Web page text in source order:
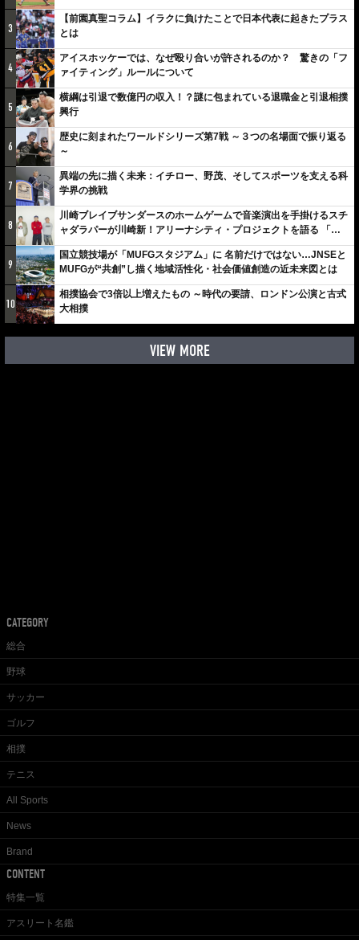
3
【前園真聖コラム】イラクに負けたことで日本代表に起きたプラス
とは
4
アイスホッケーでは、なぜ殴り合いが許されるのか？ 驚きの「フ
ァイティング」ルールについて
5
横綱は引退で数億円の収入！？謎に包まれている退職金と引退相撲
興行
6
歴史に刻まれたワールドシリーズ第7戦 ～３つの名場面で振り返る
～
7
異端の先に描く未来：イチロー、野茂、そしてスポーツを支える科
学界の挑戦
8
川崎ブレイブサンダースのホームゲームで音楽演出を手掛けるスチ
ャダラパーが川崎新！アリーナシティ・プロジェクトを語る 「楽
しみでしかないでしょ。川崎は、ずっと成長曲線だから」
9
国立競技場が「MUFGスタジアム」に 名前だけではない…JNSEと
MUFGが“共創”し描く地域活性化・社会価値創造の近未来図とは
10
相撲協会で3倍以上増えたもの ～時代の要請、ロンドン公演と古式
大相撲
VIEW MORE
CATEGORY
総合
野球
サッカー
ゴルフ
相撲
テニス
All Sports
News
Brand
CONTENT
特集一覧
アスリート名鑑